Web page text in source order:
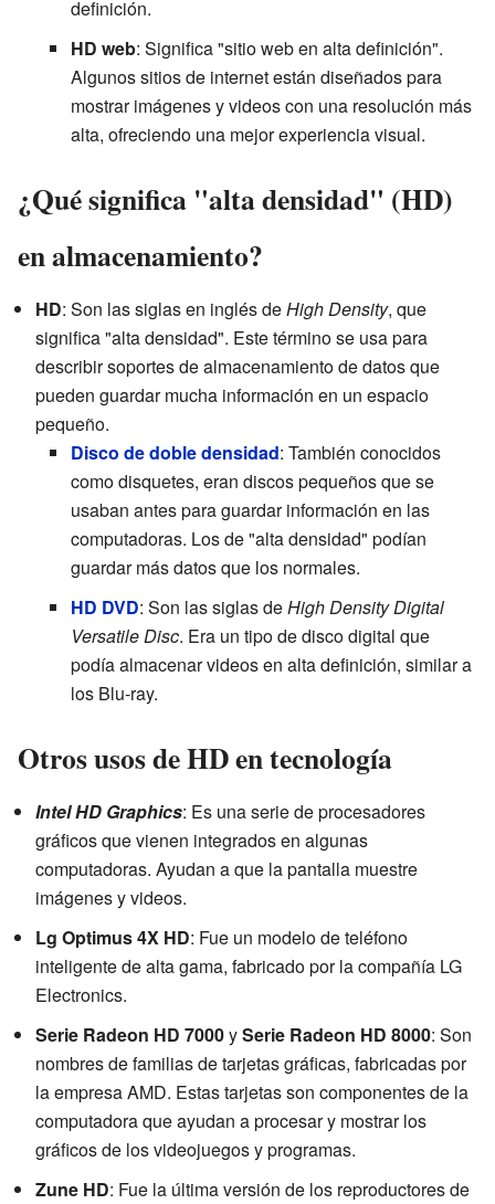
definición.
HD web: Significa "sitio web en alta definición".
Algunos sitios de internet están diseñados para
mostrar imágenes y videos con una resolución más
alta, ofreciendo una mejor experiencia visual.
¿Qué significa "alta densidad" (HD)
en almacenamiento?
HD: Son las siglas en inglés deHigh Density, que
significa "alta densidad". Este término se usa para
describir soportes de almacenamiento de datos que
pueden guardar mucha información en un espacio
pequeño.
Disco de doble densidad: También conocidos
como disquetes, eran discos pequeños que se
usaban antes para guardar información en las
computadoras. Los de "alta densidad" podían
guardar más datos que los normales.
HD DVD: Son las siglas deHigh Density Digital
Versatile Disc. Era un tipo de disco digital que
podía almacenar videos en alta definición, similar a
los Blu-ray.
Otros usos de HD en tecnología
Intel HD Graphics: Es una serie de procesadores
gráficos que vienen integrados en algunas
computadoras. Ayudan a que la pantalla muestre
imágenes y videos.
Lg Optimus 4X HD: Fue un modelo de teléfono
inteligente de alta gama, fabricado por la compañía LG
Electronics.
Serie Radeon HD 7000ySerie Radeon HD 8000: Son
nombres de familias de tarjetas gráficas, fabricadas por
la empresa AMD. Estas tarjetas son componentes de la
computadora que ayudan a procesar y mostrar los
gráficos de los videojuegos y programas.
Zune HD: Fue la última versión de los reproductores de